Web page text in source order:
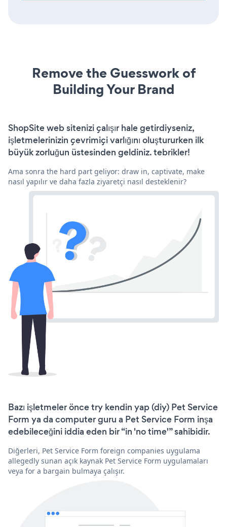
Remove the Guesswork of
Building Your Brand
ShopSite web sitenizi çalışır hale getirdiyseniz,
işletmelerinizin çevrimiçi varlığını oluştururken ilk
büyük zorluğun üstesinden geldiniz. tebrikler!
Ama sonra the hard part geliyor: draw in, captivate, make
nasıl yapılır ve daha fazla ziyaretçi nasıl desteklenir?
Bazı işletmeler önce try kendin yap (diy) Pet Service
Form ya da computer guru a Pet Service Form inşa
edebileceğini iddia eden bir “in 'no time'” sahibidir.
Diğerleri, Pet Service Form foreign companies uygulama
allegedly sunan açık kaynak Pet Service Form uygulamaları
veya for a bargain bulmaya çalışır.